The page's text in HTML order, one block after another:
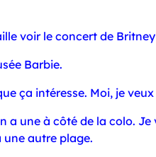
voir le concert de
Barbie.
ça intéresse. Moi, je
a une à côté de la colo.
une autre plage.